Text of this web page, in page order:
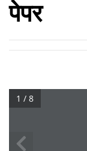
पेपर
1 / 8